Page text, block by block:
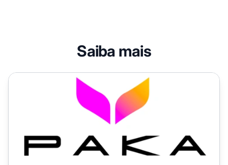
Saiba mais
Contato do Departamento de Afiliados PAKA